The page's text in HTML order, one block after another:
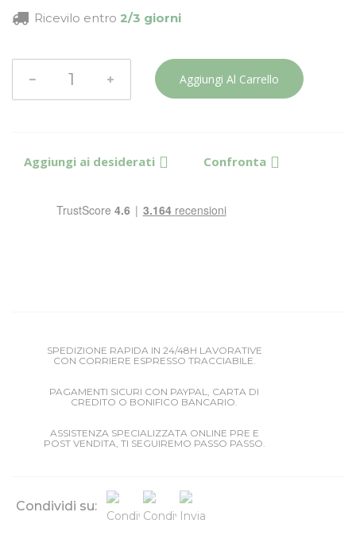
Ricevilo entro 2/3 giorni
Aggiungi Al Carrello
Aggiungi ai desiderati Confronta
SPEDIZIONE RAPIDA IN 24/48H LAVORATIVE
CON CORRIERE ESPRESSO TRACCIABILE.
PAGAMENTI SICURI CON PAYPAL, CARTA DI
CREDITO O BONIFICO BANCARIO.
ASSISTENZA SPECIALIZZATA ONLINE PRE E
POST VENDITA, TI SEGUIREMO PASSO PASSO.
Condividi su: